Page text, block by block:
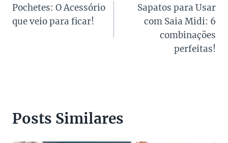
de
Pochetes: O Acessório
que veio para ficar!
Sapatos para Usar
com Saia Midi: 6
combinações
perfeitas!
Posts Similares